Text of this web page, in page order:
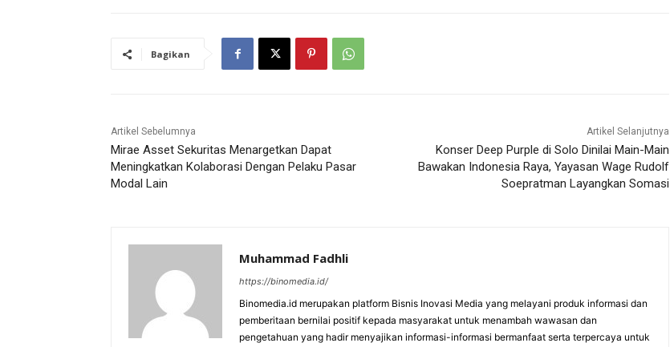
Bagikan
Artikel Sebelumnya
Mirae Asset Sekuritas Menargetkan Dapat
Meningkatkan Kolaborasi Dengan Pelaku Pasar
Modal Lain
Artikel Selanjutnya
Konser Deep Purple di Solo Dinilai Main-Main
Bawakan Indonesia Raya, Yayasan Wage Rudolf
Soepratman Layangkan Somasi
Muhammad Fadhli
https://binomedia.id/
Binomedia.id merupakan platform Bisnis Inovasi Media yang melayani produk informasi dan
pemberitaan bernilai positif kepada masyarakat untuk menambah wawasan dan
pengetahuan yang hadir menyajikan informasi-informasi bermanfaat serta terpercaya untuk